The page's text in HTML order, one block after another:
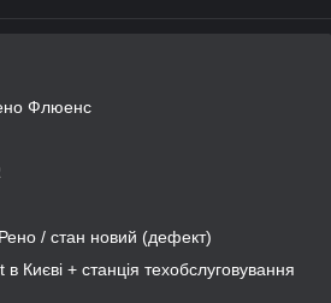
Флюенс
/ стан новий (дефект)
Києві + станція техобслуговування